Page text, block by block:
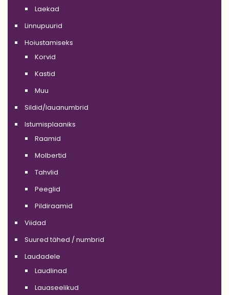
Laekad
Linnupuurid
Hoiustamiseks
Korvid
Kastid
Muu
Sildid/lauanumbrid
Istumisplaaniks
Raamid
Molbertid
Tahvlid
Peeglid
Pildiraamid
Viidad
Suured tähed / numbrid
Laudadele
Laudlinad
Lauaseelikud